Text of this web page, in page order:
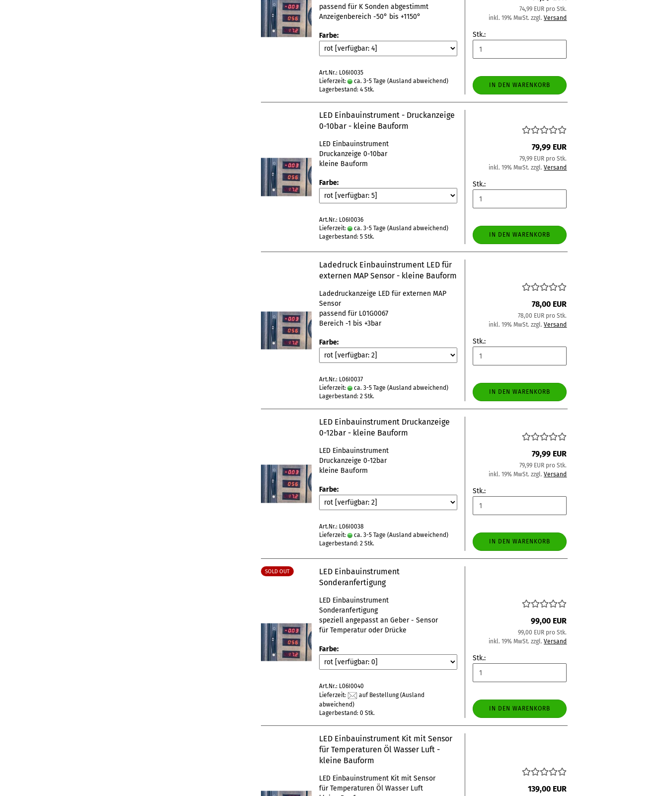
passend für K Sonden abgestimmt
Anzeigenbereich -50° bis +1150°
Farbe:
Art.Nr.: L06I0035
Lieferzeit:
ca. 3-5 Tage (Ausland abweichend)
Lagerbestand: 4 Stk.
74,99 EUR pro Stk.
inkl. 19% MwSt. zzgl.Versand
Stk.:
IN DEN WARENKORB
LED Einbauinstrument - Druckanzeige
0-10bar - kleine Bauform
LED Einbauinstrument
Druckanzeige 0-10bar
kleine Bauform
Farbe:
Art.Nr.: L06I0036
Lieferzeit:
ca. 3-5 Tage (Ausland abweichend)
Lagerbestand: 5 Stk.
79,99 EUR
79,99 EUR pro Stk.
inkl. 19% MwSt. zzgl.Versand
Stk.:
IN DEN WARENKORB
Ladedruck Einbauinstrument LED für
externen MAP Sensor - kleine Bauform
Ladedruckanzeige LED für externen MAP
Sensor
passend für L01G0067
Bereich -1 bis +3bar
Farbe:
Art.Nr.: L06I0037
Lieferzeit:
ca. 3-5 Tage (Ausland abweichend)
Lagerbestand: 2 Stk.
78,00 EUR
78,00 EUR pro Stk.
inkl. 19% MwSt. zzgl.Versand
Stk.:
IN DEN WARENKORB
LED Einbauinstrument Druckanzeige
0-12bar - kleine Bauform
LED Einbauinstrument
Druckanzeige 0-12bar
kleine Bauform
Farbe:
Art.Nr.: L06I0038
Lieferzeit:
ca. 3-5 Tage (Ausland abweichend)
Lagerbestand: 2 Stk.
79,99 EUR
79,99 EUR pro Stk.
inkl. 19% MwSt. zzgl.Versand
Stk.:
IN DEN WARENKORB
SOLD OUT
LED Einbauinstrument
Sonderanfertigung
LED Einbauinstrument
Sonderanfertigung
speziell angepasst an Geber - Sensor
für Temperatur oder Drücke
Farbe:
Art.Nr.: L06I0040
Lieferzeit:
auf Bestellung (Ausland
abweichend)
Lagerbestand: 0 Stk.
99,00 EUR
99,00 EUR pro Stk.
inkl. 19% MwSt. zzgl.Versand
Stk.:
IN DEN WARENKORB
LED Einbauinstrument Kit mit Sensor
für Temperaturen Öl Wasser Luft -
kleine Bauform
LED Einbauinstrument Kit mit Sensor
für Temperaturen Öl Wasser Luft
139,00 EUR